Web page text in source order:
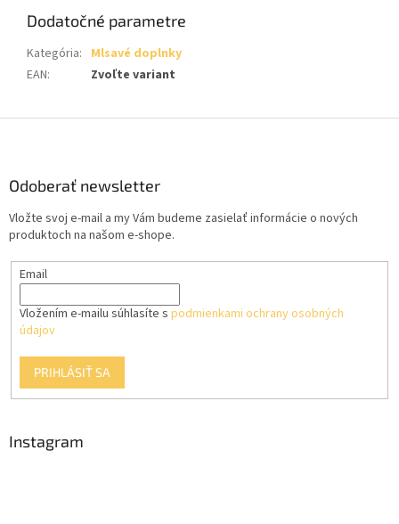
Dodatočné parametre
Kategória: Mlsavé doplnky
EAN: Zvoľte variant
Odoberať newsletter
Vložte svoj e-mail a my Vám budeme zasielať informácie o nových
produktoch na našom e-shope.
Email
Vložením e-mailu súhlasíte s podmienkami ochrany osobných
údajov
PRIHLÁSIŤ SA
Instagram